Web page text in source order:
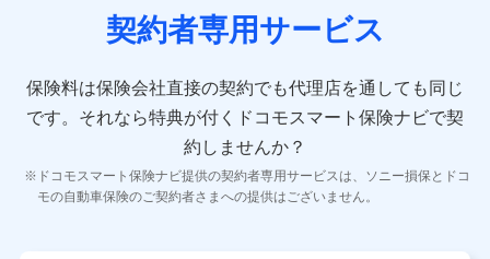
険契約に関する情報。例として、保険契約者及び被保険
者の氏名、住所、生年月日、性別、保険契約者と被保険
報、建物の構造や築年数などの情報、ペットの種類や年
齢などの情報などが含まれます。
【共同して利用する者の範囲】
当社
契約者専用サービス
保険料は保険会社直接の契約でも代理店を通しても同じ
です。 それなら特典が付くドコモスマート保険ナビで契
約しませんか？
ドコモスマート保険ナビ提供の契約者専用サービスは、ソニー損保とドコ
モの自動車保険のご契約者さまへの提供はございません。